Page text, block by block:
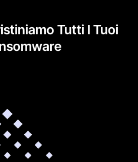
Tutti I Tuoi